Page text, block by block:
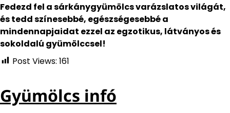
Fedezd fel a sárkánygyümölcs varázslatos világát,
és tedd színesebbé, egészségesebbé a
mindennapjaidat ezzel az egzotikus, látványos és
sokoldalú gyümölccsel!
Post Views: 161
Gyümölcs infó